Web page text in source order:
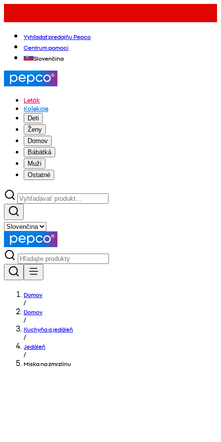
Vyhľadať predajňu Pepco
Centrum pomoci
Slovenčina
Leták
Kolekcie
Deti
Ženy
Domov
Bábätká
Muži
Ostatné
Domov
/
Domov
/
Kuchyňa a jedáleň
/
Jedáleň
/
Miska na zmrzlinu